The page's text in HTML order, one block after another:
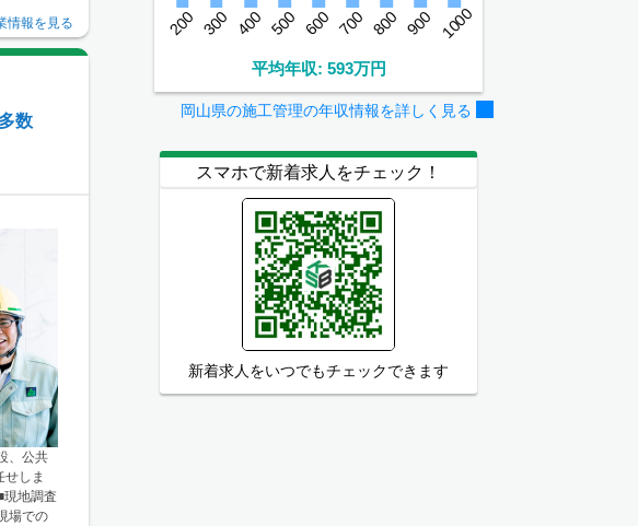
情報を見る
数
、公共
しま
現地調査
場での
200 300 400 500 600 700 800 900 1000
平均年収: 593万円
岡山県の施工管理の年収情報を詳しく見る
スマホで新着求人をチェック！
新着求人をいつでもチェックできます